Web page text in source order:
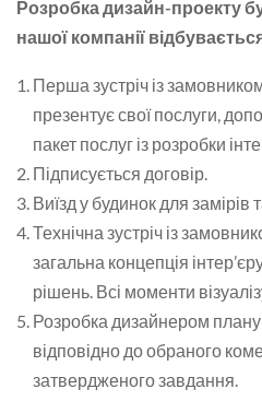
Розробка дизайн-проекту
нашої компанії
Перша зустріч із
презентує свої послуги,
пакет послуг із розробки
Підписується договір.
Виїзд у будинок для замірів
Технічна зустріч із
загальна концепція
рішень. Всі моменти
Розробка дизайнером плану
відповідно до обраного
затвердженого завдання.